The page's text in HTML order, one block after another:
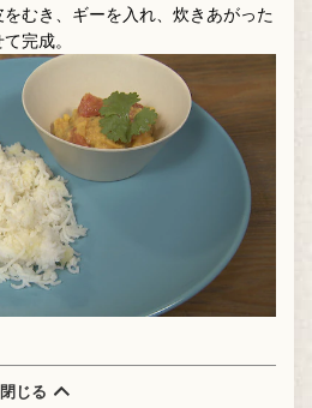
をむき、ギーを入れ、炊きあがった
完成。
閉じる